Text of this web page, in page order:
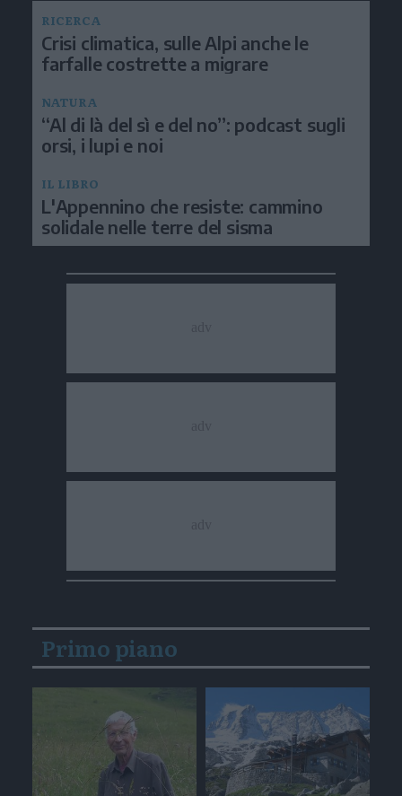
RICERCA
Crisi climatica, sulle Alpi anche le
farfalle costrette a migrare
NATURA
“Al di là del sì e del no”: podcast sugli
orsi, i lupi e noi
IL LIBRO
L'Appennino che resiste: cammino
solidale nelle terre del sisma
Primo piano